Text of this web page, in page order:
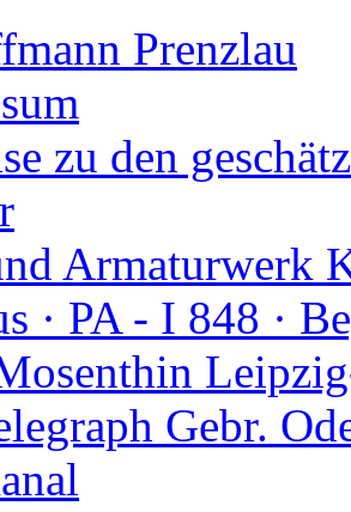
Prenzlau
zu den
Armaturwerk
· PA - I 848 ·
Gebr.